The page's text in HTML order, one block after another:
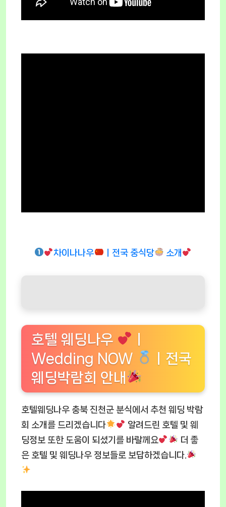
차이나나우 ㅣ전국 중식당 소개
호텔 웨딩나우
Wedding NOW
ㅣ전국
웨딩박람회 안내
호텔웨딩나우 충북 진천군 분식에서 추천 웨딩 박람
회 소개를 드리겠습니다
알려드린 호텔 및 웨
딩정보 또한 도움이 되셨기를 바랄께요
더 좋
은 호텔 및 웨딩나우 정보들로 보답하겠습니다.